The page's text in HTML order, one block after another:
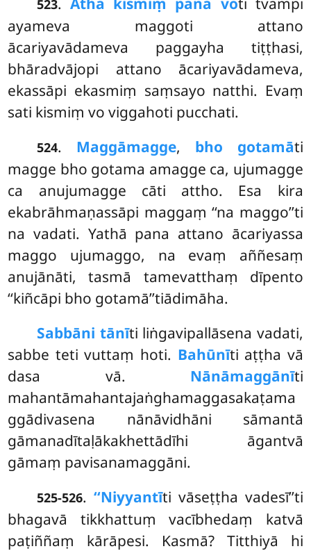
523
ayameva maggoti attano
ācariyavādameva paggayha tiṭṭhasi,
bhāradvājopi attano ācariyavādameva,
ekassāpi ekasmiṃ saṃsayo natthi. Evaṃ
sati kismiṃ vo viggahoti pucchati.
524. Maggāmagge, bho gotamāti
magge bho gotama amagge ca, ujumagge
ca anujumagge cāti attho. Esa kira
ekabrāhmaṇassāpi maggaṃ ‘‘na maggo’’ti
na vadati. Yathā pana attano ācariyassa
maggo ujumaggo, na evaṃ aññesaṃ
anujānāti, tasmā tamevatthaṃ dīpento
‘‘kiñcāpi bho gotamā’’tiādimāha.
Sabbāni tānīti liṅgavipallāsena vadati,
sabbe teti vuttaṃ hoti. Bahūnīti aṭṭha vā
dasa vā. Nānāmaggānīti
mahantāmahantajaṅghamaggasakaṭama
ggādivasena nānāvidhāni sāmantā
gāmanadītaḷākakhettādīhi āgantvā
gāmaṃ pavisanamaggāni.
525-526. ‘‘Niyyantīti vāseṭṭha vadesī’’ti
bhagavā tikkhattuṃ vacībhedaṃ katvā
paṭiññaṃ kārāpesi. Kasmā? Titthiyā hi